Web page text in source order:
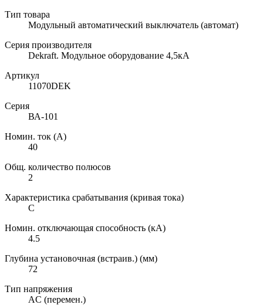
Тип товара
Модульный автоматический выключатель (автомат)
Серия производителя
Dekraft. Модульное оборудование 4,5кА
Артикул
11070DEK
Серия
ВА-101
Номин. ток (А)
40
Общ. количество полюсов
2
Характеристика срабатывания (кривая тока)
C
Номин. отключающая способность (кА)
4.5
Глубина установочная (встраив.) (мм)
72
Тип напряжения
AC (перемен.)